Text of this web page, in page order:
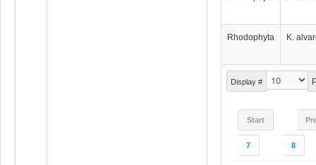
Display #
Start
7 8
Rhodophyta K.